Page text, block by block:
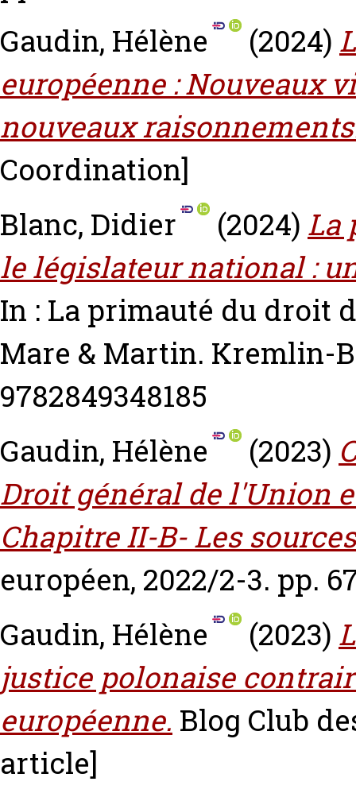
Gaudin, Hélène
(2024)
européenne : Nouveaux
nouveaux
Coordination]
Blanc, Didier
(2024) La
le législateur national :
In : La primauté du droit
Mare & Martin. Kremlin-
9782849348185
Gaudin, Hélène
(2023)
Droit général de l'Union
Chapitre II-B- Les
européen, 2022/2-3. pp.
Gaudin, Hélène
(2023)
justice polonaise
européenne. Blog Club
article]